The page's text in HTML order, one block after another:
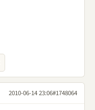
2010-06-14 23:06#1748064